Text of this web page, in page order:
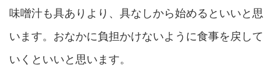
味噌汁も具ありより、具なしから始めるといいと思
います。おなかに負担かけないように食事を戻して
いくといいと思います。